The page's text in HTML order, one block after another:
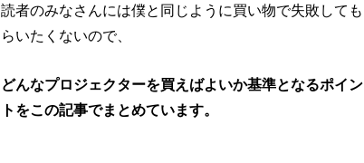
読者のみなさんには僕と同じように買い物で失敗しても
らいたくないので、
どんなプロジェクターを買えばよいか基準となるポイン
トをこの記事でまとめています。